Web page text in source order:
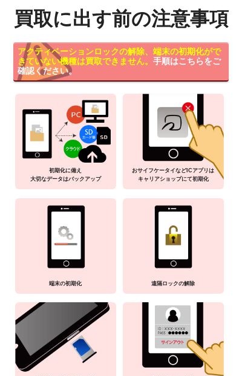
買取に出す前の注意事項
アクティベーションロックの解除、端末の初期化がで
きていない機種は買取できません。 手順はこちらをご
確認ください。
初期化に備え
大切なデータはバックアップ
おサイフケータイなどICアプリは
キャリアショップにて初期化
端末の初期化 遠隔ロックの解除